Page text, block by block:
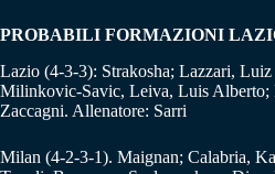
PROBABILI FORMAZIONI
Lazio (4-3-3): Strakosha; Lazzari,
Milinkovic-Savic, Leiva, Luis Alberto;
Zaccagni. Allenatore: Sarri
Milan (4-2-3-1). Maignan; Calabria,